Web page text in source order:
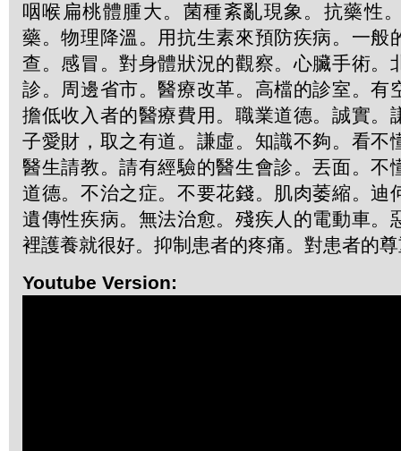
咽喉扁桃體腫大。菌種紊亂現象。抗藥性
藥。物理降溫。用抗生素來預防疾病。一般
查。感冒。對身體狀況的觀察。心臟手術。
診。周邊省市。醫療改革。高檔的診室。有
擔低收入者的醫療費用。職業道德。誠實。
子愛財，取之有道。謙虛。知識不夠。看不
醫生請教。請有經驗的醫生會診。丟面。不
道德。不治之症。不要花錢。肌肉萎縮。迪
遺傳性疾病。無法治愈。殘疾人的電動車。
裡護養就很好。抑制患者的疼痛。對患者的
Youtube Version: